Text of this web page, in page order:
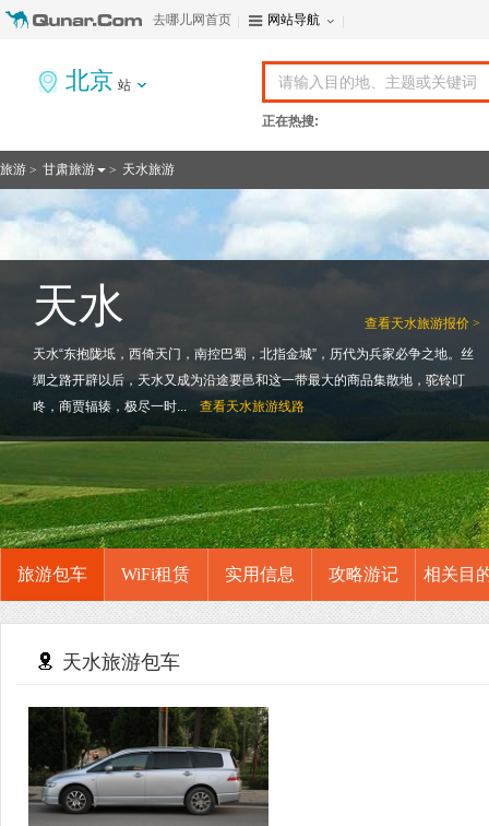
去哪儿网首页 网站导航
北京 站
正在热搜:
旅游 > 甘肃旅游 > 天水旅游
查看天水旅游报价 >
天水
天水“东抱陇坻，西倚天门，南控巴蜀，北指金城”，历代为兵家必争之地。丝
绸之路开辟以后，天水又成为沿途要邑和这一带最大的商品集散地，驼铃叮
咚，商贾辐辏，极尽一时...
查看天水旅游线路
旅游包车 WiFi租赁 实用信息 攻略游记 相关目
天水旅游包车